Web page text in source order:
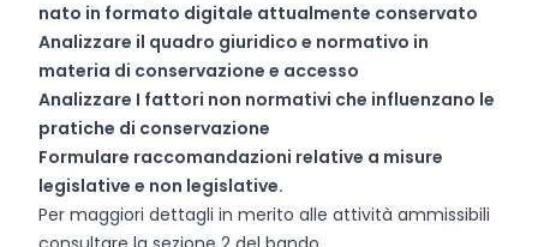
nato in formato digitale attualmente conservato
Analizzare il quadro giuridico e normativo in
materia di conservazione e accesso
Analizzare I fattori non normativi che influenzano le
pratiche di conservazione
Formulare raccomandazioni relative a misure
legislative e non legislative.
Per maggiori dettagli in merito alle attività ammissibili